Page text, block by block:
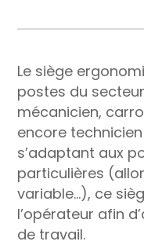
Le siège
postes du
mécanicien,
encore
s’adaptant aux
particulières
variable…), ce
l’opérateur afin
de travail.